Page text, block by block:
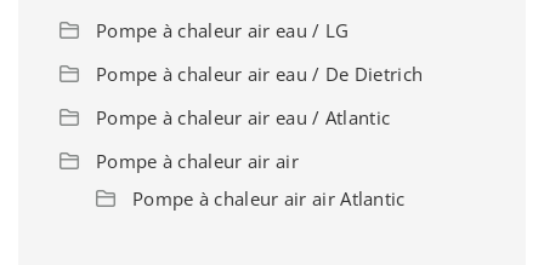
Pompe à chaleur air eau / LG
Pompe à chaleur air eau / De Dietrich
Pompe à chaleur air eau / Atlantic
Pompe à chaleur air air
Pompe à chaleur air air Atlantic